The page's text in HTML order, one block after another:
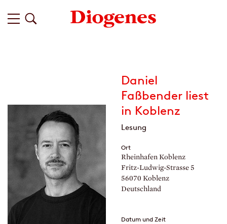
Daniel
Faßbender liest
in Koblenz
Lesung
Ort
Rheinhafen Koblenz
Fritz-Ludwig-Strasse 5
56070 Koblenz
Deutschland
Datum und Zeit